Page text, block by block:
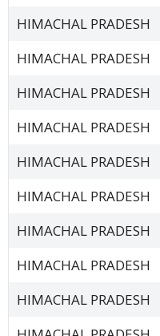
HIMACHAL PRADESH
HIMACHAL PRADESH
HIMACHAL PRADESH
HIMACHAL PRADESH
HIMACHAL PRADESH
HIMACHAL PRADESH
HIMACHAL PRADESH
HIMACHAL PRADESH
HIMACHAL PRADESH